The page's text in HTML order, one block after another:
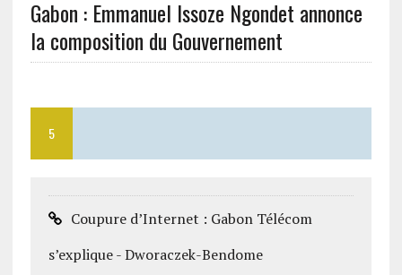
Gabon : Emmanuel Issoze Ngondet annonce
la composition du Gouvernement
5
Coupure d’Internet : Gabon Télécom
s’explique - Dworaczek-Bendome